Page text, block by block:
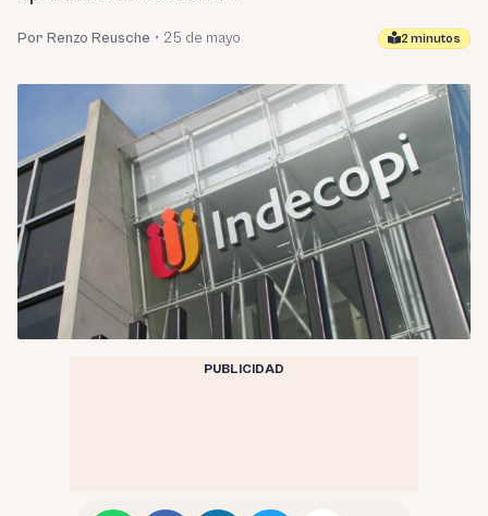
Por Renzo Reusche • 25 de mayo 2 minutos
PUBLICIDAD